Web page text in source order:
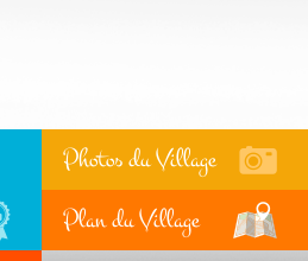
Photos du Village
Plan du Village